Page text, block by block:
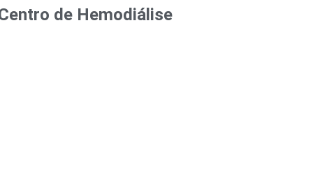
de Hemodiálise